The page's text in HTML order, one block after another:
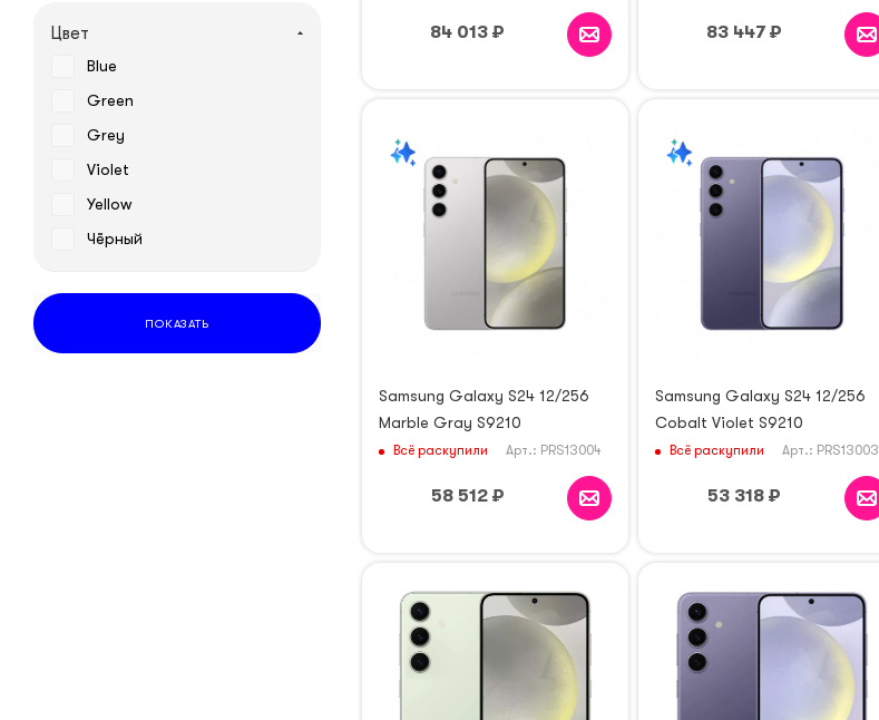
84 013 ₽ 83 447₽
Samsung Galaxy S24 12/256
Marble Gray S9210
Всё раскупили Арт.: PRS13004
58 512₽
Samsung Galaxy S24 12/256
Cobalt Violet S9210
Всё раскупили Арт.: PRS13003
53 318₽
Цвет
Blue
Green
Grey
Violet
Yellow
Чёрный
ПОКАЗАТЬ